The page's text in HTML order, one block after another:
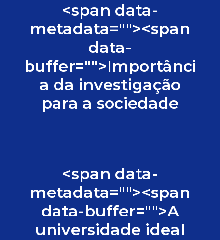
<span data-
metadata=""><span
data-
buffer="">Importânci
a da investigação
para a sociedade
<span data-
metadata=""><span
data-buffer="">A
universidade ideal